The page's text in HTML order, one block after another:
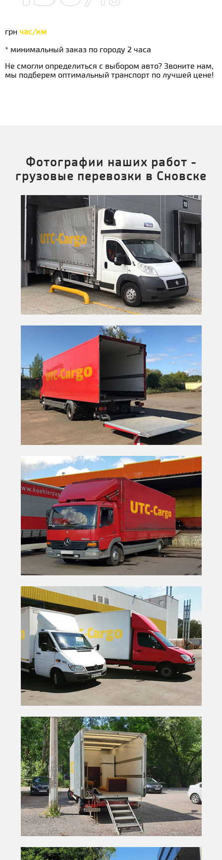
грн час/км
* минимальный заказ по городу 2 часа
Не смогли определиться с выбором авто? Звоните нам,
мы подберем оптимальный транспорт по лучшей цене!
Фотографии наших работ -
грузовые перевозки в Сновске